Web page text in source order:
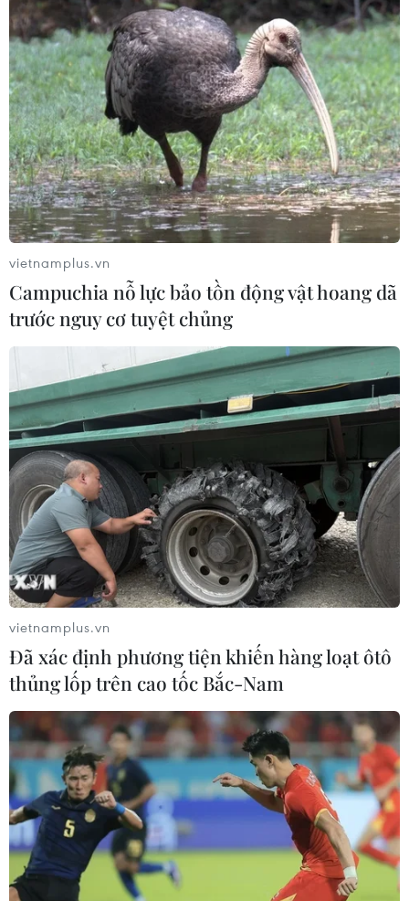
Thí sinh trên cả nước hoàn tất thanh toán
lệ phí xét tuyển đại học
06/08/2024 14:25
Sau thời gian nộp lệ phí xét tuyển, Bộ Giáo dục và Đào
tạo sẽ triển khai công tác lọc ảo từ ngày 13/8 đến 17 giờ
ngày 17/8 và được thực hiện 6 lần.
Những điểm thí sinh cần lưu ý khi thanh
toán lệ phí xét tuyển đại học
Bộ Giáo dục và Đào tạo thông tin về những điểm thí
sinh cần lưu ý khi nộp lệ phí xét tuyển đại học trên Hệ
thống xét tuyển.
vietnamplus.vn
Campuchia nỗ lực bảo tồn động vật hoang dã
trước nguy cơ tuyệt chủng
vietnamplus.vn
Đã xác định phương tiện khiến hàng loạt ôtô
thủng lốp trên cao tốc Bắc-Nam